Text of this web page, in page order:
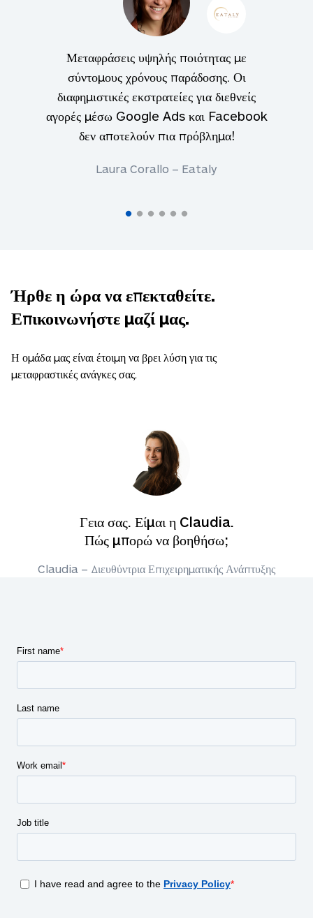
Μεταφράσεις υψηλής ποιότητας με
σύντομους χρόνους παράδοσης. Οι
διαφημιστικές εκστρατείες για διεθνείς
αγορές μέσω Google Ads και Facebook
δεν αποτελούν πια πρόβλημα!
Laura Corallo – Eataly
Ήρθε η ώρα να επεκταθείτε.
Επικοινωνήστε μαζί μας.
Η ομάδα μας είναι έτοιμη να βρει λύση για τις
μεταφραστικές ανάγκες σας.
Γεια σας. Είμαι η Claudia.
Πώς μπορώ να βοηθήσω;
Claudia – Διευθύντρια Επιχειρηματικής Ανάπτυξης